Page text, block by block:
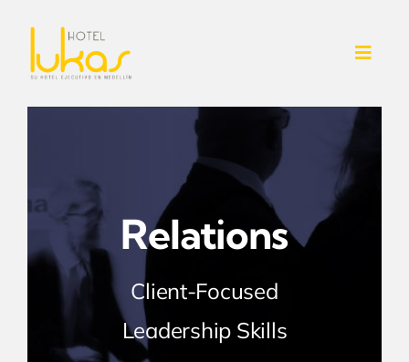
content
INICIO
SERVICIOS ADICIONALES
CONTACTO
HABITACIONES
Relations
Client-Focused
Leadership Skills